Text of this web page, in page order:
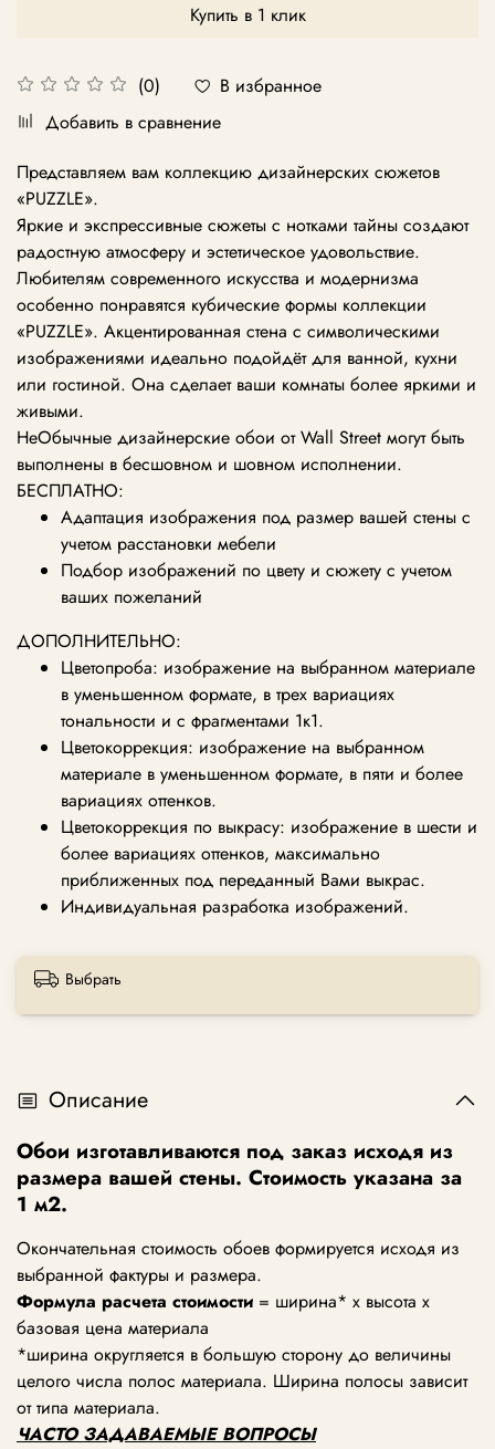
(0)
В избранное
Добавить в сравнение
Купить в 1 клик
Представляем вам коллекцию дизайнерских сюжетов
«PUZZLE».
Яркие и экспрессивные сюжеты с нотками тайны создают
радостную атмосферу и эстетическое удовольствие.
Любителям современного искусства и модернизма
особенно понравятся кубические формы коллекции
«PUZZLE». Акцентированная стена с символическими
изображениями идеально подойдёт для ванной, кухни
или гостиной. Она сделает ваши комнаты более яркими и
живыми.
НеОбычные дизайнерские обои от Wall Street могут быть
выполнены в бесшовном и шовном исполнении.
БЕСПЛАТНО:
Адаптация изображения под размер вашей стены с
учетом расстановки мебели
Подбор изображений по цвету и сюжету с учетом
ваших пожеланий
ДОПОЛНИТЕЛЬНО:
Цветопроба: изображение на выбранном материале
в уменьшенном формате, в трех вариациях
тональности и с фрагментами 1к1.
Цветокоррекция: изображение на выбранном
материале в уменьшенном формате, в пяти и более
вариациях оттенков.
Цветокоррекция по выкрасу: изображение в шести и
более вариациях оттенков, максимально
приближенных под переданный Вами выкрас.
Индивидуальная разработка изображений.
Выбрать
Описание
Обои изготавливаются под заказ исходя из
размера вашей стены. Стоимость указана за
1 м2.
Окончательная стоимость обоев формируется исходя из
выбранной фактуры и размера.
Формула расчета стоимости = ширина* х высота х
базовая цена материала
*ширина округляется в большую сторону до величины
целого числа полос материала. Ширина полосы зависит
от типа материала.
ЧАСТО ЗАДАВАЕМЫЕ ВОПРОСЫ